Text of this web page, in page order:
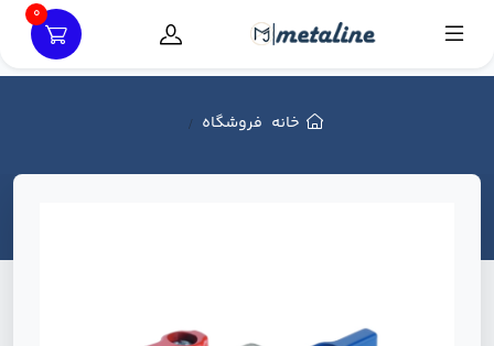
0
خانه فروشگاه